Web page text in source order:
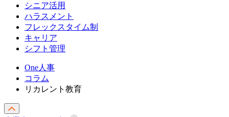
シニア活用
ハラスメント
フレックスタイム制
キャリア
シフト管理
One人事
コラム
リカレント教育